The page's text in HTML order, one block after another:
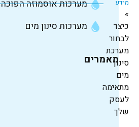
מערכות אוסמוזה הפוכה
מערכות סינון מים
מאמרים
מידע
»
כיצד
לבחור
מערכת
סינון
מים
מתאימה
לעסק
שלך